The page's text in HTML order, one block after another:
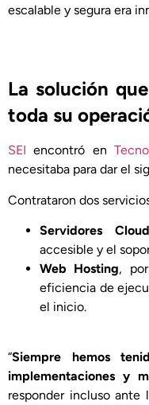
escalable y segura era
La solución
toda su
SEI encontró en
necesitaba para dar el
Contrataron dos
Servidores Cloud
accesible y el
Web Hosting,
eficiencia de
el inicio.
“Siempre hemos
implementaciones y
responder incluso ante